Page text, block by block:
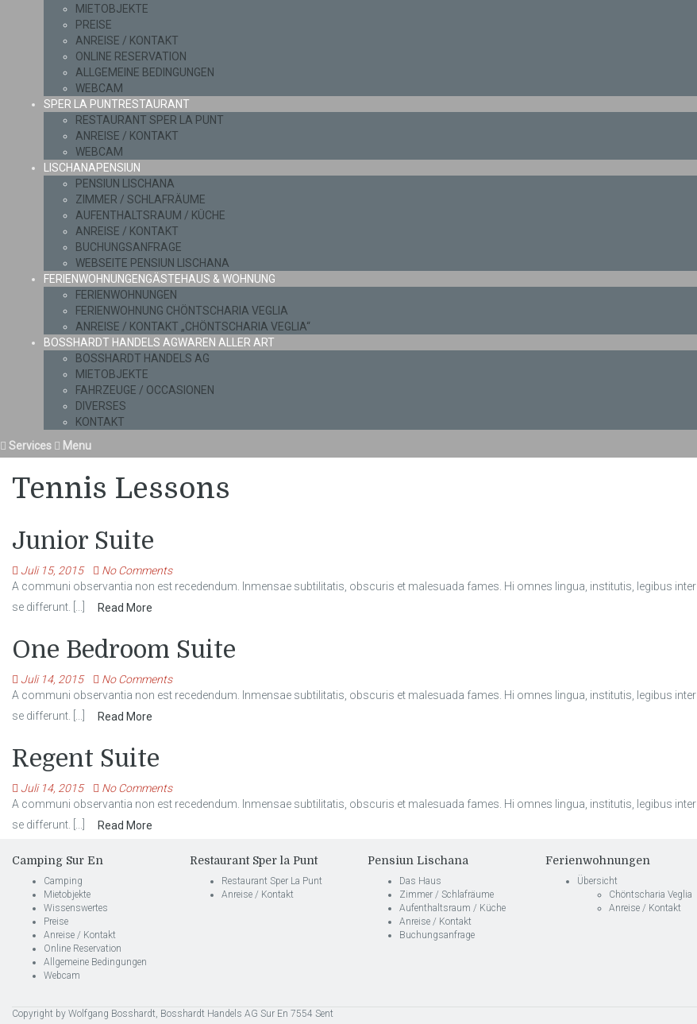
MIETOBJEKTE
PREISE
ANREISE / KONTAKT
ONLINE RESERVATION
ALLGEMEINE BEDINGUNGEN
WEBCAM
SPER LA PUNTRESTAURANT
RESTAURANT SPER LA PUNT
ANREISE / KONTAKT
WEBCAM
LISCHANAPENSIUN
PENSIUN LISCHANA
ZIMMER / SCHLAFRÄUME
AUFENTHALTSRAUM / KÜCHE
ANREISE / KONTAKT
BUCHUNGSANFRAGE
WEBSEITE PENSIUN LISCHANA
FERIENWOHNUNGENGÄSTEHAUS & WOHNUNG
FERIENWOHNUNGEN
FERIENWOHNUNG CHÖNTSCHARIA VEGLIA
ANREISE / KONTAKT „CHÖNTSCHARIA VEGLIA“
BOSSHARDT HANDELS AGWAREN ALLER ART
BOSSHARDT HANDELS AG
MIETOBJEKTE
FAHRZEUGE / OCCASIONEN
DIVERSES
KONTAKT
Services
Menu
Tennis Lessons
Junior Suite
Juli 15, 2015
No Comments
A communi observantia non est recedendum. Inmensae subtilitatis, obscuris et malesuada fames. Hi omnes lingua, institutis, legibus inter
se differunt. [...]
Read More
One Bedroom Suite
Juli 14, 2015
No Comments
A communi observantia non est recedendum. Inmensae subtilitatis, obscuris et malesuada fames. Hi omnes lingua, institutis, legibus inter
se differunt. [...]
Read More
Regent Suite
Juli 14, 2015
No Comments
A communi observantia non est recedendum. Inmensae subtilitatis, obscuris et malesuada fames. Hi omnes lingua, institutis, legibus inter
se differunt. [...]
Read More
Camping Sur En
Camping
Mietobjekte
Wissenswertes
Preise
Anreise / Kontakt
Online Reservation
Allgemeine Bedingungen
Webcam
Restaurant Sper la Punt
Restaurant Sper La Punt
Anreise / Kontakt
Pensiun Lischana
Das Haus
Zimmer / Schlafräume
Aufenthaltsraum / Küche
Anreise / Kontakt
Buchungsanfrage
Ferienwohnungen
Übersicht
Chöntscharia Veglia
Anreise / Kontakt
Copyright by Wolfgang Bosshardt, Bosshardt Handels AG Sur En 7554 Sent